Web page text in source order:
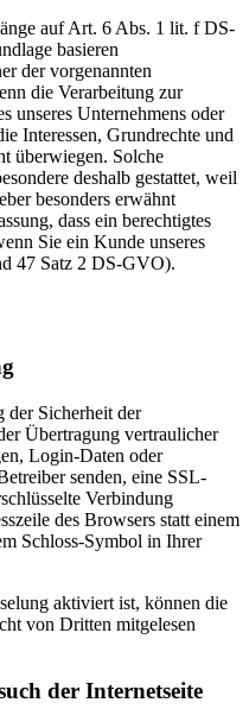
auf Art. 6 Abs. 1 lit. f DS-
basieren
der vorgenannten
die Verarbeitung zur
unseres Unternehmens oder
Interessen, Grundrechte und
überwiegen. Solche
deshalb gestattet, weil
besonders erwähnt
dass ein berechtigtes
Sie ein Kunde unseres
47 Satz 2 DS-GVO).
der Sicherheit der
Übertragung vertraulicher
Login-Daten oder
senden, eine SSL-
Verbindung
des Browsers statt einem
Schloss-Symbol in Ihrer
aktiviert ist, können die
von Dritten mitgelesen
der Internetseite